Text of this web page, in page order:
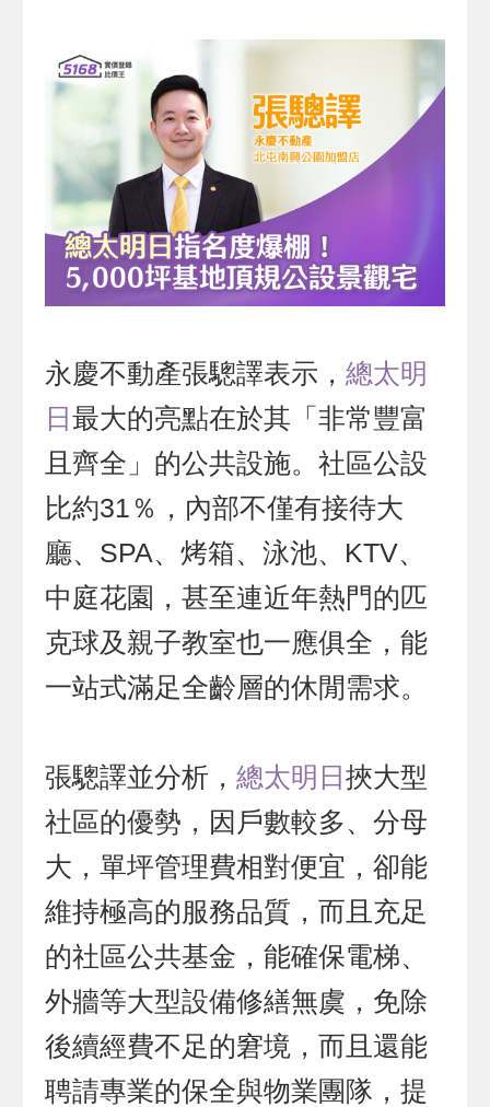
永慶不動產張驄譯表示，總太明
日最大的亮點在於其「非常豐富
且齊全」的公共設施。社區公設
比約31％，內部不僅有接待大
廳、SPA、烤箱、泳池、KTV、
中庭花園，甚至連近年熱門的匹
克球及親子教室也一應俱全，能
一站式滿足全齡層的休閒需求。
張驄譯並分析，總太明日挾大型
社區的優勢，因戶數較多、分母
大，單坪管理費相對便宜，卻能
維持極高的服務品質，而且充足
的社區公共基金，能確保電梯、
外牆等大型設備修繕無虞，免除
後續經費不足的窘境，而且還能
聘請專業的保全與物業團隊，提